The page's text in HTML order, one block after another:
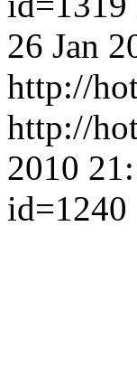
26 Jan
http://
http://
2010
id=1240